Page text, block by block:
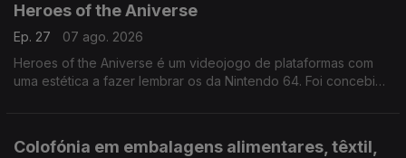
Heroes of the Aniverse
Ep. 27
07 ago. 2026
Heroes of the Aniverse é um videojogo de plataformas com
uma estética a fazer lembrar os da Nintendo 64. Foi concebido
Colofónia em embalagens alimentares, têxtil,